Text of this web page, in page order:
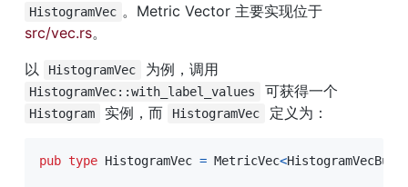
HistogramVec 。Metric Vector 主要实现位于
src/vec.rs。
以
HistogramVec 为例，调用
HistogramVec::with_label_values 可获得一个
Histogram 实例，而 HistogramVec 定义为：
pub type HistogramVec = MetricVec<